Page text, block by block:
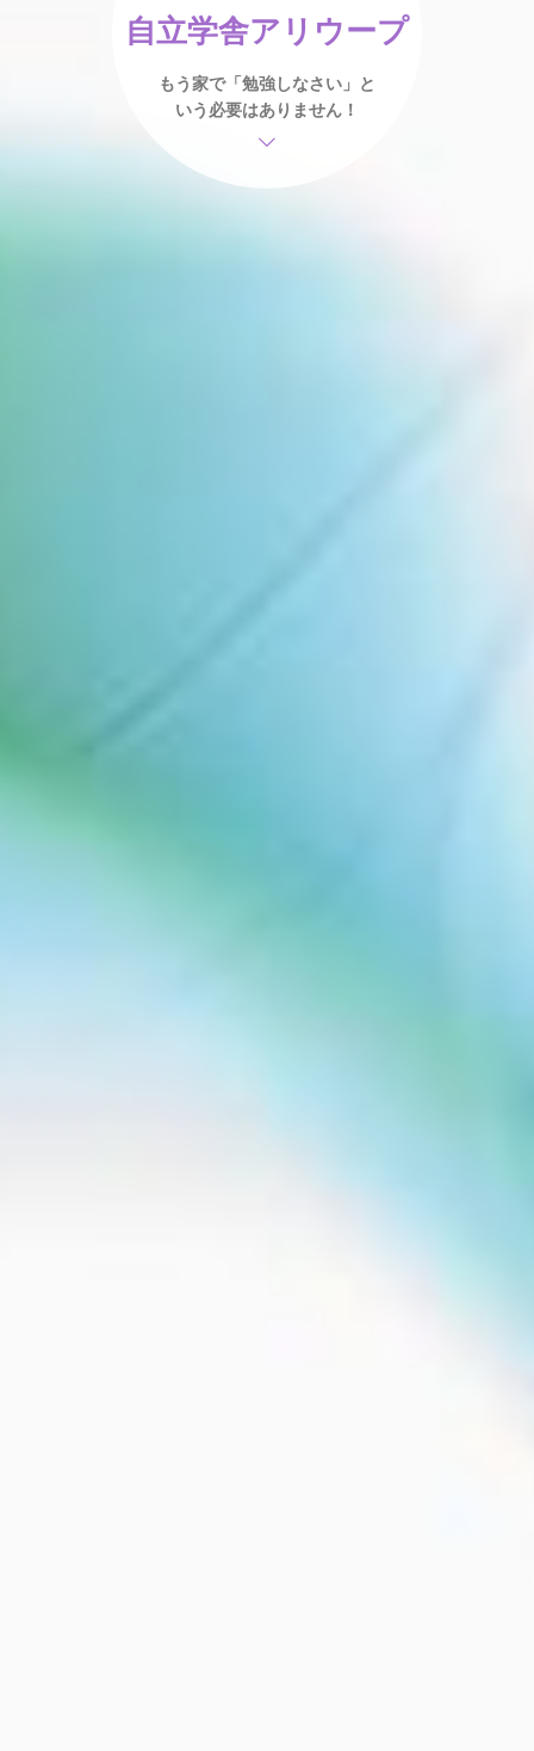
自立学舎アリウープ
もう家で「勉強しなさい」と
いう必要はありません！